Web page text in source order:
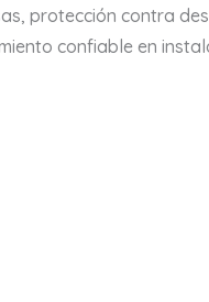
protección contra
confiable en